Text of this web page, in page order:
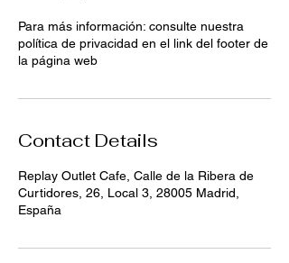
Para más información: consulte nuestra
política de privacidad en el link del footer de
la página web
Contact Details
Replay Outlet Cafe, Calle de la Ribera de
Curtidores, 26, Local 3, 28005 Madrid,
España